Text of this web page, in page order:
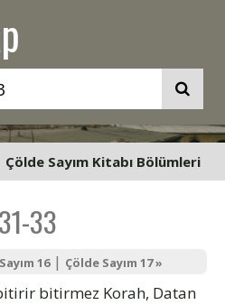
Çölde Sayım Kitabı Bölümleri
33
16| Çölde Sayım 17 »
bitirmez Korah, Datan